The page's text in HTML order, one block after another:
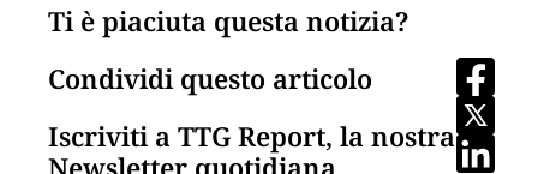
Ti è piaciuta questa notizia?
Condividi questo articolo
Iscriviti a TTG Report, la nostra
Newsletter quotidiana